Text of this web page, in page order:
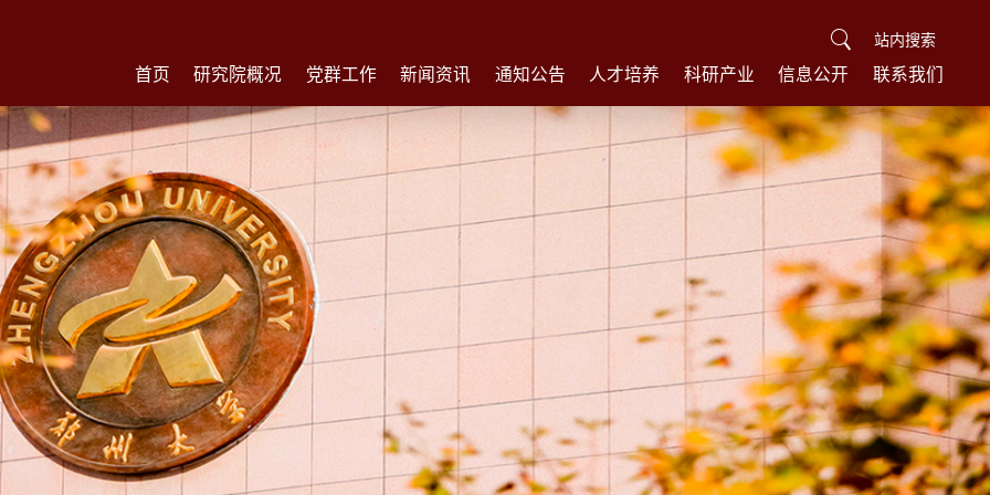
站内搜索
首页 研究院概况 党群工作 新闻资讯 通知公告 人才培养 科研产业 信息公开 联系我们